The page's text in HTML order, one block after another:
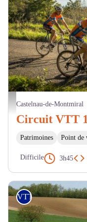
Pascale Walter
Castelnau-de-Montmiral
Patrimoines Point de
Difficile 3h45
VTT